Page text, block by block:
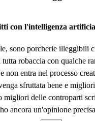
con l'intelligenza
sono porcherie illeggibili
tutta robaccia con qualche
non entra nel processo
sfruttata bene e
migliori delle controparti
ancora un'opinione